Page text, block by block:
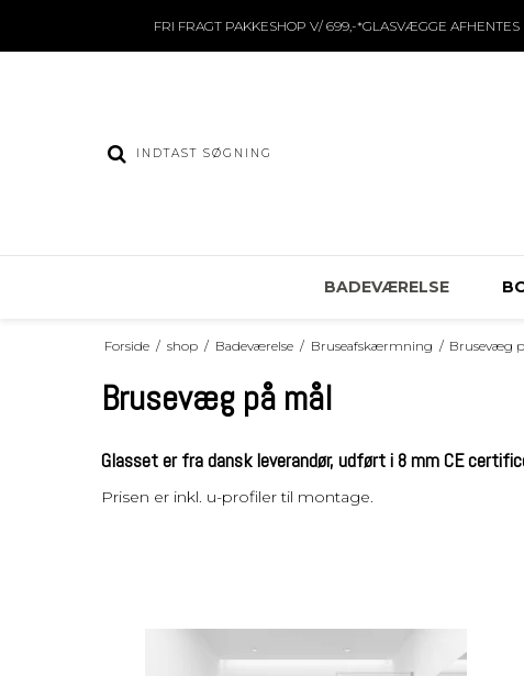
FRI FRAGT PAKKESHOP V/ 699,-*GLASVÆGGE AFHENTES
BADEVÆRELSE
Forside / shop / Badeværelse / Bruseafskærmning / Brusevæg
Brusevæg på mål
Glasset er fra dansk leverandør, udført i 8 mm CE
Prisen er inkl. u-profiler til montage.